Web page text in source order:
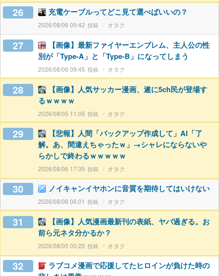
26 充電ケーブルってどこ見て選べばいいの？
2026/08/06 09:42 オタク
27
【画像】最新ファイヤーエンブレム、主人公の性
別が「Type-A」と「Type-B」になってしまう
2026/08/06 09:45 オタク
28
【画像】人気サッカー漫画、遂に5ch民が登場す
るｗｗｗｗ
2026/08/05 11:05 オタク
29
【悲報】人間「バックアップ作成して」AI「了
解。あ、間違えちゃったｗ」→シャレにならないや
らかしで終わるｗｗｗｗｗ
2026/08/06 17:35 オタク
30 ノイキャンイヤホンに音質を期待してはいけない
2026/08/06 06:01 オタク
31
【画像】人気漫画最新刊の表紙、ヤバ過ぎる。お
前ら元ネタ分かるか？
2026/08/05 00:25 オタク
32
ラブコメ漫画で応援してたヒロインが負けた時の